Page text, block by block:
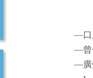
—口
—曾
—廣